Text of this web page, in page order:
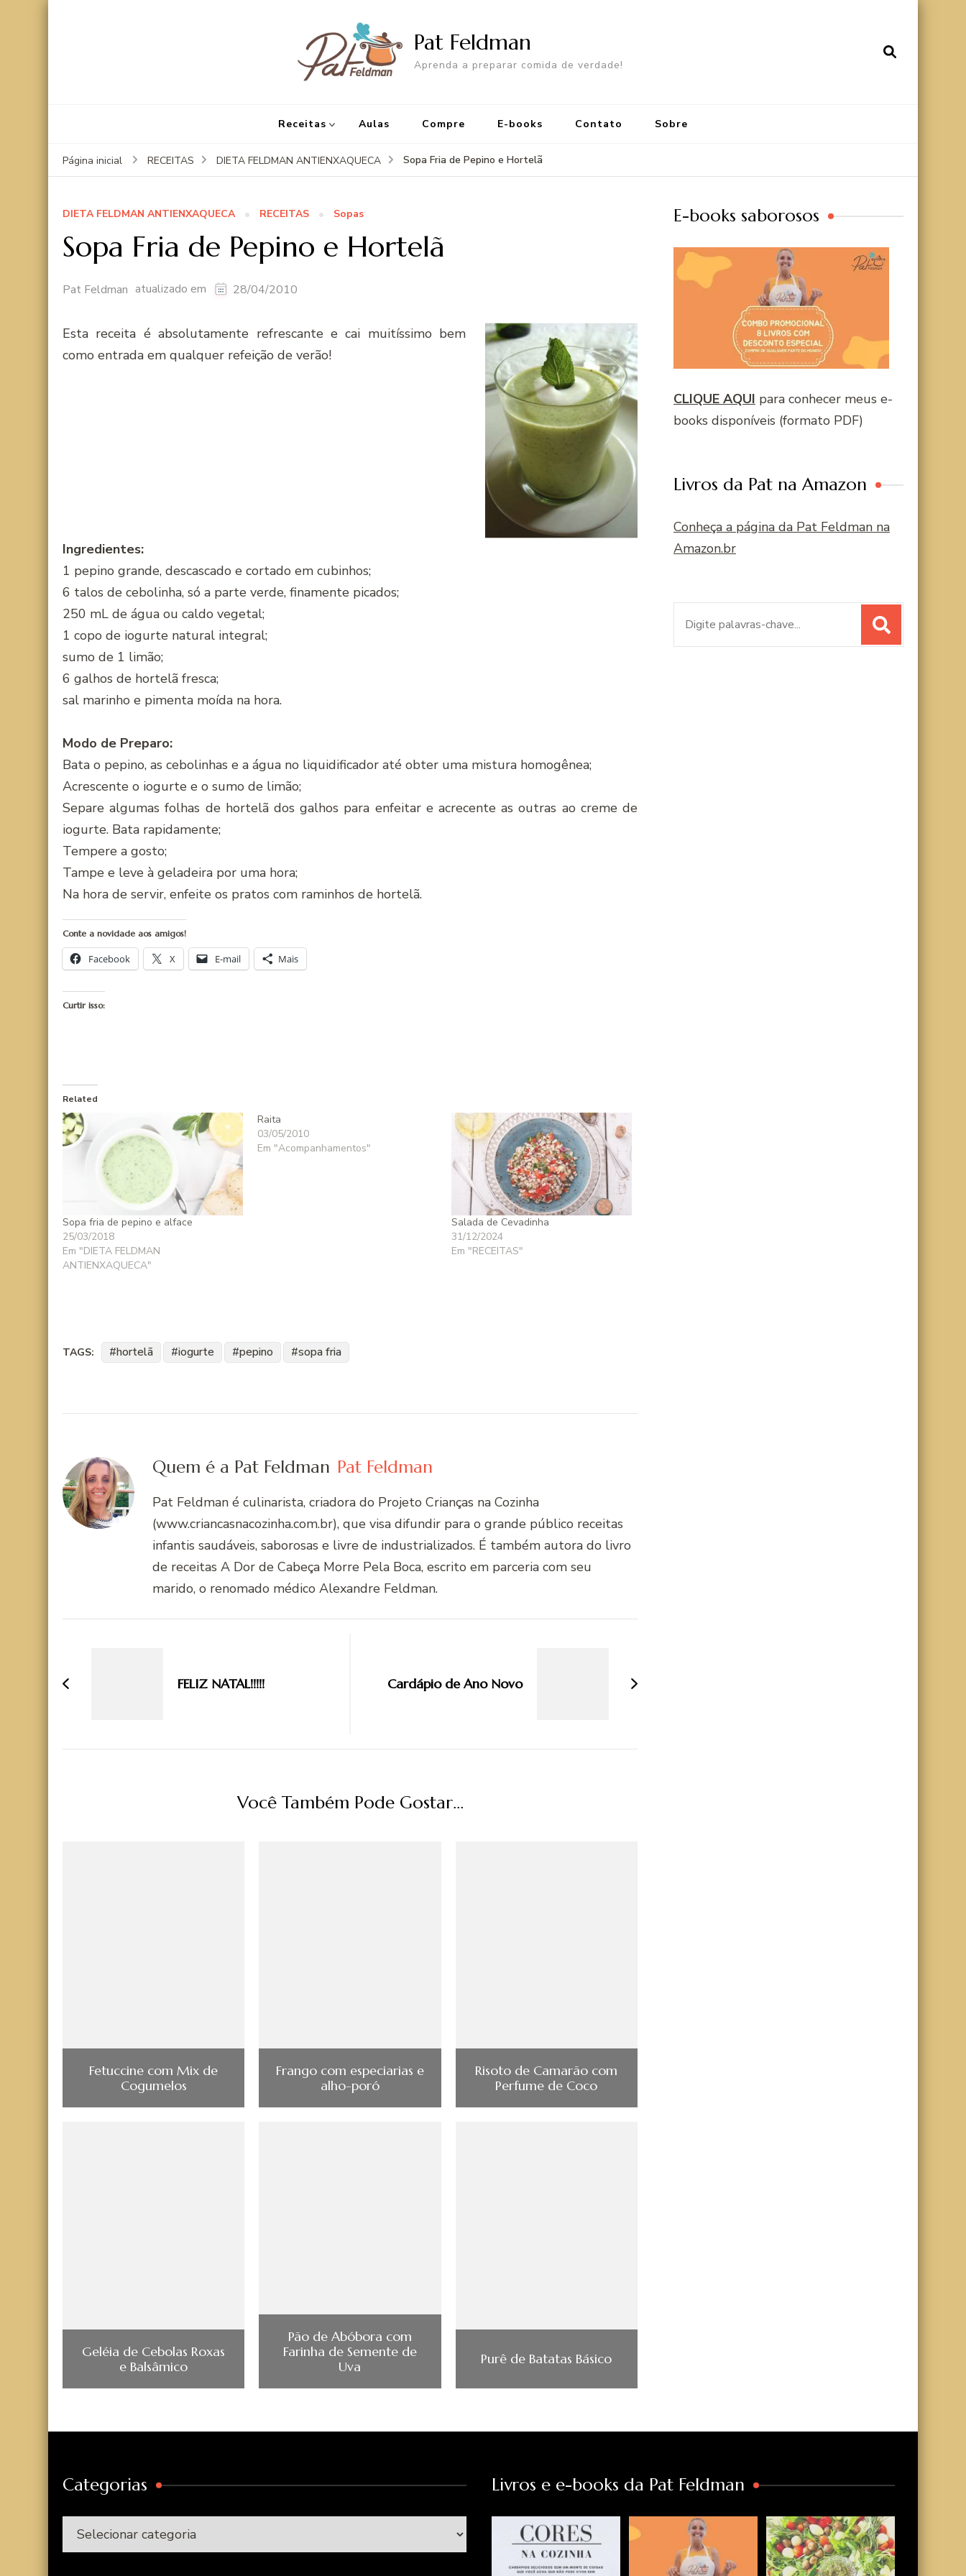
Pat Feldman
Aprenda a preparar comida de verdade!
Receitas Aulas Compre E-books Contato Sobre
Página inicial RECEITAS DIETA FELDMAN ANTIENXAQUECA Sopa Fria de Pepino e Hortelã
DIETA FELDMAN ANTIENXAQUECA RECEITAS Sopas
Sopa Fria de Pepino e Hortelã
Pat Feldman atualizado em 28/04/2010
Esta receita é absolutamente refrescante e cai muitíssimo bem
como entrada em qualquer refeição de verão!
Ingredientes:
1 pepino grande, descascado e cortado em cubinhos;
6 talos de cebolinha, só a parte verde, finamente picados;
250 mL de água ou caldo vegetal;
1 copo de iogurte natural integral;
sumo de 1 limão;
6 galhos de hortelã fresca;
sal marinho e pimenta moída na hora.
Modo de Preparo:
Bata o pepino, as cebolinhas e a água no liquidificador até obter uma mistura homogênea;
Acrescente o iogurte e o sumo de limão;
Separe algumas folhas de hortelã dos galhos para enfeitar e acrecente as outras ao creme de
iogurte. Bata rapidamente;
Tempere a gosto;
Tampe e leve à geladeira por uma hora;
Na hora de servir, enfeite os pratos com raminhos de hortelã.
Conte a novidade aos amigos!
Facebook X E-mail Mais
Curtir isso:
Related
Sopa fria de pepino e alface
25/03/2018
Em "DIETA FELDMAN
ANTIENXAQUECA"
Raita
03/05/2010
Em "Acompanhamentos"
Salada de Cevadinha
31/12/2024
Em "RECEITAS"
TAGS: hortelã iogurte pepino sopa fria
Quem é a Pat Feldman Pat Feldman
Pat Feldman é culinarista, criadora do Projeto Crianças na Cozinha
(www.criancasnacozinha.com.br), que visa difundir para o grande público receitas
infantis saudáveis, saborosas e livre de industrializados. É também autora do livro
de receitas A Dor de Cabeça Morre Pela Boca, escrito em parceria com seu
marido, o renomado médico Alexandre Feldman.
post
FELIZ NATAL!!!!! Cardápio de Ano Novo
Você Também Pode Gostar...
Fetuccine com Mix de
Cogumelos
Frango com especiarias e
alho-poró
Risoto de Camarão com
Perfume de Coco
Geléia de Cebolas Roxas
e Balsâmico
Pão de Abóbora com
Farinha de Semente de
Uva
Purê de Batatas Básico
E-books saborosos
CLIQUE AQUI para conhecer meus e-
books disponíveis (formato PDF)
Livros da Pat na Amazon
Conheça a página da Pat Feldman na
Amazon.br
Categorias
Categorias
Livros e e-books da Pat Feldman